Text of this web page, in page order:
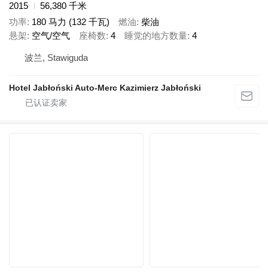
2015
56,380 千米
功率 180 马力 (132 千瓦) 燃油 柴油
悬架 空气/空气 座椅数 4 睡觉的地方数量 4
波兰, Stawiguda
Hotel Jabłoński Auto-Merc Kazimierz Jabłoński